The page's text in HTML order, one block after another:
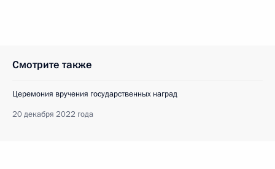
Смотрите также
Церемония вручения государственных наград
20 декабря 2022 года